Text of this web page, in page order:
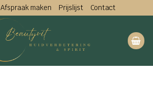
Afspraak maken Prijslijst Contact